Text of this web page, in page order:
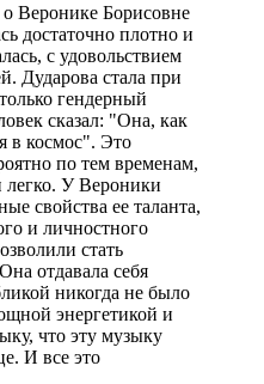
Веронике Борисовне
достаточно плотно и
с удовольствием
Дударова стала при
гендерный
сказал: "Она, как
в космос". Это
по тем временам,
легко. У Вероники
свойства ее таланта,
и личностного
стать
отдавала себя
никогда не было
энергетикой и
что эту музыку
И все это